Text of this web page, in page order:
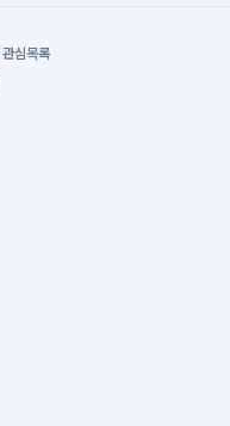
관심목록